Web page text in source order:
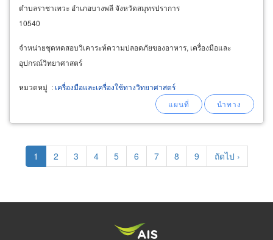
ตำบลราชาเทวะ อำเภอบางพลี จังหวัดสมุทรปราการ
10540
จำหน่ายชุดทดสอบวิเคาระห์ความปลอดภัยของอาหาร, เครื่องมือและ
อุปกรณ์วิทยาศาสตร์
หมวดหมู่ : เครื่องมือและเครื่องใช้ทางวิทยาศาสตร์
Pagination
Current
page
1 Page
2 Page
3 Page
4 Page
5 Page
6 Page
7 Page
8 Page
9
Next
page
ถัดไป ›